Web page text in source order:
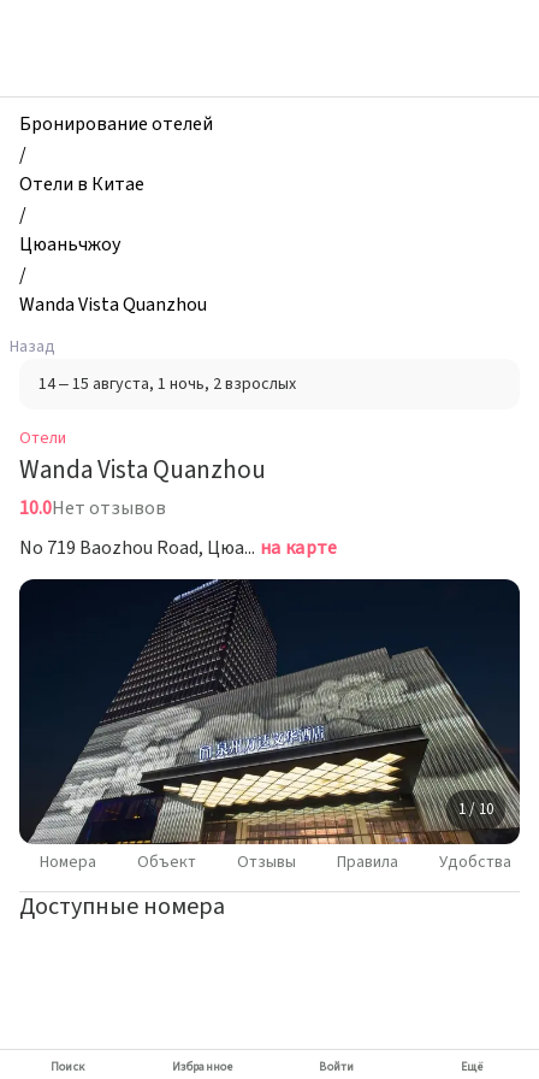
Wanda
Vista
Quanzhou,
Цюаньчжоу,
Китай
Бронирование отелей
/
Отели в Китае
/
Цюаньчжоу
/
Wanda Vista Quanzhou
Назад
14 – 15 августа, 1 ночь, 2 взрослых
Отели
Wanda Vista Quanzhou
10.0Нет отзывов
No 719 Baozhou Road, Цюаньчжоу на карте
1 / 10
Номера Объект Отзывы Правила Удобства
Доступные номера
Поиск Избранное Войти Ещё